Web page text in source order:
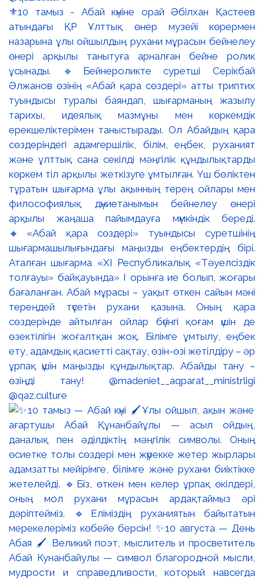
⚜️10 тамыз - Абай күніне орай Әбілхан Қастеев
атындағы ҚР Ұлттық өнер музейі көрермен
назарына ұлы ойшылдың рухани мұрасын бейнелеу
өнері арқылы танытуға арналған бейне ролик
ұсынады. 🔹Бейнероликте суретші Серікбай
Әлжанов өзінің «Абай қара сөздері» атты триптих
туындысы туралы баяндап, шығарманың жазылу
тарихы, идеялық мазмұны мен көркемдік
ерекшеліктерімен таныстырады. Ол Абайдың қара
сөздеріндегі адамгершілік, білім, еңбек, руханият
және ұлттық сана секілді мәңгілік құндылықтарды
көркем тіл арқылы жеткізуге ұмтылған. Үш бөліктен
тұратын шығарма ұлы ақынның терең ойлары мен
философиялық дүниетанымын бейнелеу өнері
арқылы жаңаша пайымдауға мүмкіндік береді.
🔸«Абай қара сөздері» туындысы суретшінің
шығармашылығындағы маңызды еңбектердің бірі.
Аталған шығарма «XI Республикалық «Тәуелсіздік
толғауы» байқауында» І орынға ие болып, жоғары
бағаланған. Абай мұрасы – уақыт өткен сайын мәні
тереңдей түсетін рухани қазына. Оның қара
сөздерінде айтылған ойлар бүгінгі қоғам үшін де
өзектілігін жоғалтқан жоқ. Білімге ұмтылу, еңбек
ету, адамдық қасиетті сақтау, өзін-өзі жетілдіру – әр
ұрпақ үшін маңызды құндылықтар. Абайды тану –
өзіңді тану! @madeniet__aqparat__ministrligi
@qaz.culture